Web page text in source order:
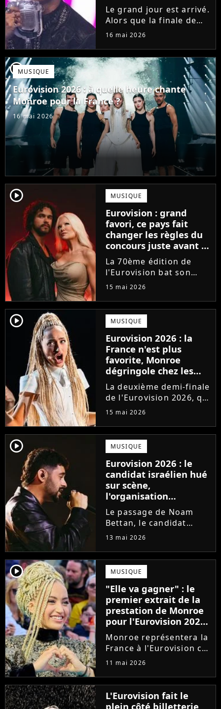
Le grand jour est arrivé.
Alors que la finale de
l'Eurovision 2026 a lieu
demandent ce qu'est
devenu le chanteur JJ
qui avait gagné l'an
dernier avec sa
chanson...
16 mai 2026
player2MUSIQUE
Eurovision 2026 : à quelle heure chante
Monroe pour la France ?
16 mai 2026
player2 MUSIQUE
Eurovision : grand
favori, ce pays fait
changer les règles du
concours juste avant la
finale !
La 70ème édition de
l'Eurovision bat son
plein. Grand favori de la
mois, la Finlande
s'apprête à briser les
règles et signer une
grande première dans
l'histoire...
15 mai 2026
player2 MUSIQUE
Eurovision 2026 : la
France n'est plus
favorite, Monroe
dégringole chez les
bookmakers après sa
performance en demi-
finale
La deuxième demi-finale
de l'Eurovision 2026, qui
s'est tenue jeudi 14 mai,
sa chanson Regarde !
pour la première fois
devant les
téléspectateurs
européens. Hélas,...
15 mai 2026
player2 MUSIQUE
Eurovision 2026 : le
candidat israélien hué
sur scène,
l'organisation
intervient
Le passage de Noam
Bettan, le candidat
représentant Israël à
de la première demi-
finale du concours, a
été perturbé par des
huées et des chants. La
phrase "Stop...
13 mai 2026
player2 MUSIQUE
"Elle va gagner" : le
premier extrait de la
prestation de Monroe
pour l'Eurovision 2026
séduit les bookmakers
Monroe représentera la
France à l'Eurovision ce
samedi 16 mai. Alors
favoris, un premier
extrait de sa prestation
vient d'être dévoilé. Et
11 mai 2026
L'Eurovision fait le
plein côté billetterie